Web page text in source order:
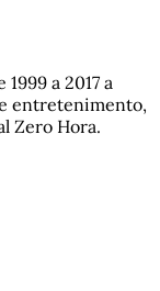
a 2017 a
entretenimento,
Zero Hora.